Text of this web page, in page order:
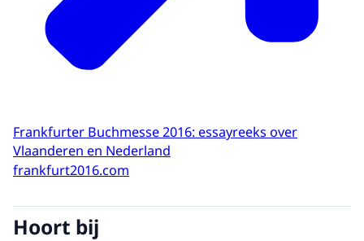
Frankfurter Buchmesse 2016: essayreeks over
Vlaanderen en Nederland
frankfurt2016.com
Hoort bij